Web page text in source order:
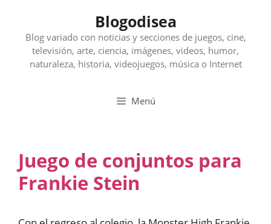
contenido
Blogodisea
Blog variado con noticias y secciones de juegos, cine,
televisión, arte, ciencia, imágenes, videos, humor,
naturaleza, historia, videojuegos, música o Internet
Menú
Juego de conjuntos para
Frankie Stein